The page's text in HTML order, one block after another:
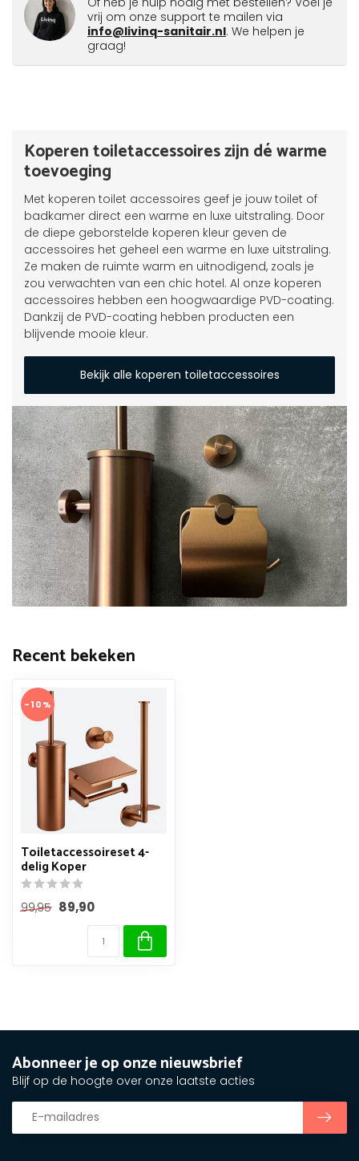
vrij om onze support te mailen via
info@livinq-sanitair.nl. We helpen je
graag!
Koperen toiletaccessoires zijn dé warme
toevoeging
Met koperen toilet accessoires geef je jouw toilet of
badkamer direct een warme en luxe uitstraling. Door
de diepe geborstelde koperen kleur geven de
accessoires het geheel een warme en luxe uitstraling.
Ze maken de ruimte warm en uitnodigend, zoals je
zou verwachten van een chic hotel. Al onze koperen
accessoires hebben een hoogwaardige PVD-coating.
Dankzij de PVD-coating hebben producten een
blijvende mooie kleur.
Bekijk alle koperen toiletaccessoires
Recent bekeken
-10%
Toiletaccessoireset 4-
delig Koper
99,95 89,90
Abonneer je op onze nieuwsbrief
Blijf op de hoogte over onze laatste acties